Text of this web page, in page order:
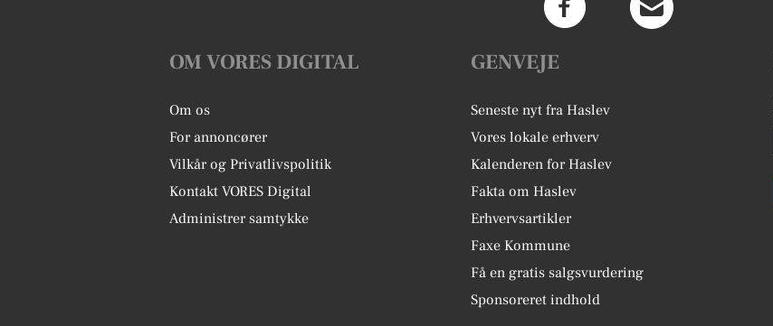
OM VORES DIGITAL
Om os
For annoncører
Vilkår og Privatlivspolitik
Kontakt VORES Digital
Administrer samtykke
GENVEJE
Seneste nyt fra Haslev
Vores lokale erhverv
Kalenderen for Haslev
Fakta om Haslev
Erhvervsartikler
Faxe Kommune
Få en gratis salgsvurdering
Sponsoreret indhold